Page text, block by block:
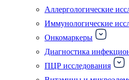
Аллергологические
Иммунологические
Онкомаркеры
Диагностика
ПЦР исследования